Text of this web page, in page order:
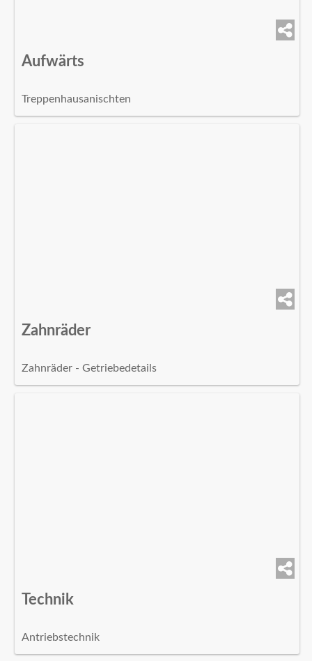
Aufwärts
Treppenhausanischten
Zahnräder
Zahnräder - Getriebedetails
Technik
Antriebstechnik